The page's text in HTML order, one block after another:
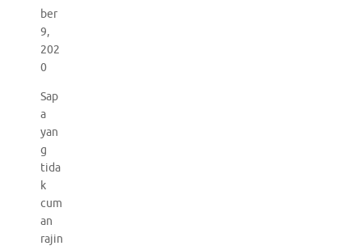
ber
9,
202
0
Sap
a
yan
g
tida
k
cum
an
rajin